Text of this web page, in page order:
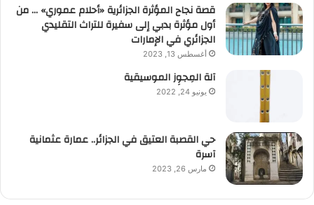
قصة نجاح المؤثرة الجزائرية «أحلام عموري» … من
أول مؤثرة بدبي إلى سفيرة للتراث التقليدي
الجزائري في الإمارات
أغسطس 13, 2023
آلة المِجوِز الموسيقية‎‎
يونيو 24, 2022
حي القصبة العتيق في الجزائر.. عمارة عثمانية
آسرة
مارس 26, 2023